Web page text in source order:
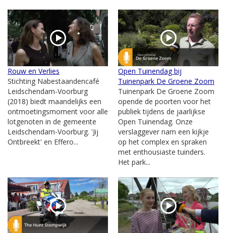
Rouw en Verlies
Stichting Nabestaandencafé
Leidschendam-Voorburg
(2018) biedt maandelijks een
ontmoetingsmoment voor alle
lotgenoten in de gemeente
Leidschendam-Voorburg. 'Jij
Ontbreekt' en Effero...
Open Tuinendag bij
Tuinenpark De Groene Zoom
Tuinenpark De Groene Zoom
opende de poorten voor het
publiek tijdens de jaarlijkse
Open Tuinendag. Onze
verslaggever nam een kijkje
op het complex en spraken
met enthousiaste tuinders.
Het park...